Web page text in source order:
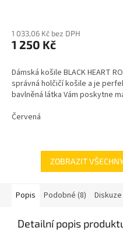
1 033,06 Kč bez DPH
1 250 Kč
Dámská košile BLACK HEART
správná holčičí košile a je
bavlněná látka Vám poskytne
Červená
ZOBRAZIT
Popis Podobné (8) Diskuze
Detailní popis